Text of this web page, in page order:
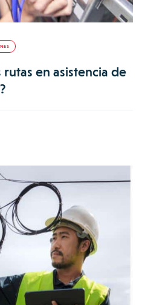
en asistencia de